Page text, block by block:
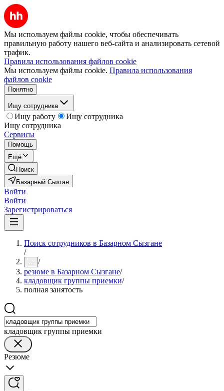
Мы используем файлы cookie, чтобы обеспечивать
правильную работу нашего веб-сайта и анализировать сетевой
трафик.
Правила использования файлов cookie
Мы используем файлы cookie. Правила использования
файлов cookie
Понятно
Ищу сотрудника
Ищу работу
Ищу сотрудника
Ищу сотрудника
Сервисы
Помощь
Ещё
Поиск
Базарный Сызган
Войти
Войти
Зарегистрироваться
Поиск сотрудников в Базарном Сызгане
/
... /
резюме в Базарном Сызгане/
кладовщик группы приемки/
полная занятость
кладовщик группы приемки
Резюме